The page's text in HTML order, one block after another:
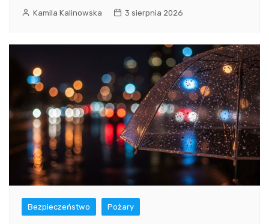
Kamila Kalinowska 3 sierpnia 2026
Bezpieczeństwo Pożary